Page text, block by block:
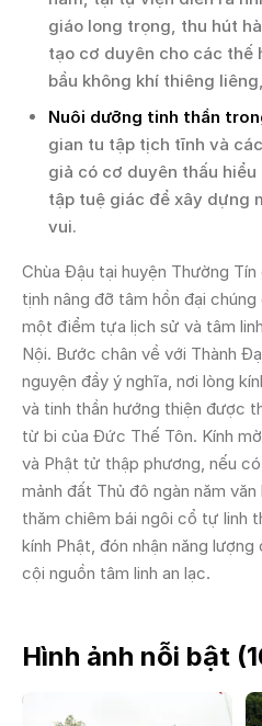
giáo long trọng, thu hút
tạo cơ duyên cho các thế
bầu không khí thiêng
Nuôi dưỡng tinh thần
gian tu tập tịch tĩnh và
giả có cơ duyên thấu
tập tuệ giác để xây dựng
vui.
Chùa Đậu tại huyện Thường
tịnh nâng đỡ tâm hồn đại
một điểm tựa lịch sử và tâm
Nội. Bước chân về với Thành
nguyện đầy ý nghĩa, nơi lòng
và tinh thần hướng thiện được
từ bi của Đức Thế Tôn. Kính
và Phật tử thập phương, nếu
mảnh đất Thủ đô ngàn năm
thăm chiêm bái ngôi cổ tự linh
kính Phật, đón nhận năng
cội nguồn tâm linh an lạc.
Hình ảnh nỗi bật (